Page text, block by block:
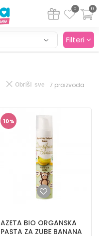
0
0
Filteri
7 proizvoda
Obriši sve
10%
AZETA BIO ORGANSKA
PASTA ZA ZUBE BANANA